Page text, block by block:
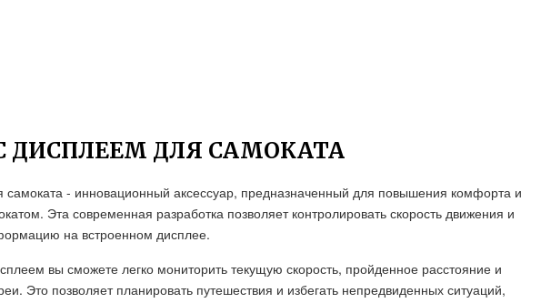
ДИСПЛЕЕМ ДЛЯ САМОКАТА
самоката - инновационный аксессуар, предназначенный для повышения комфорта и
Эта современная разработка позволяет контролировать скорость движения и
на встроенном дисплее.
вы сможете легко мониторить текущую скорость, пройденное расстояние и
Это позволяет планировать путешествия и избегать непредвиденных ситуаций,